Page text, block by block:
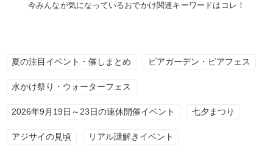
今みんなが気になっているおでかけ関連キーワードはコレ！
夏の注目イベント・催しまとめ ビアガーデン・ビアフェス
水かけ祭り・ウォーターフェス
2026年9月19日～23日の連休開催イベント 七夕まつり
アジサイの見頃 リアル謎解きイベント